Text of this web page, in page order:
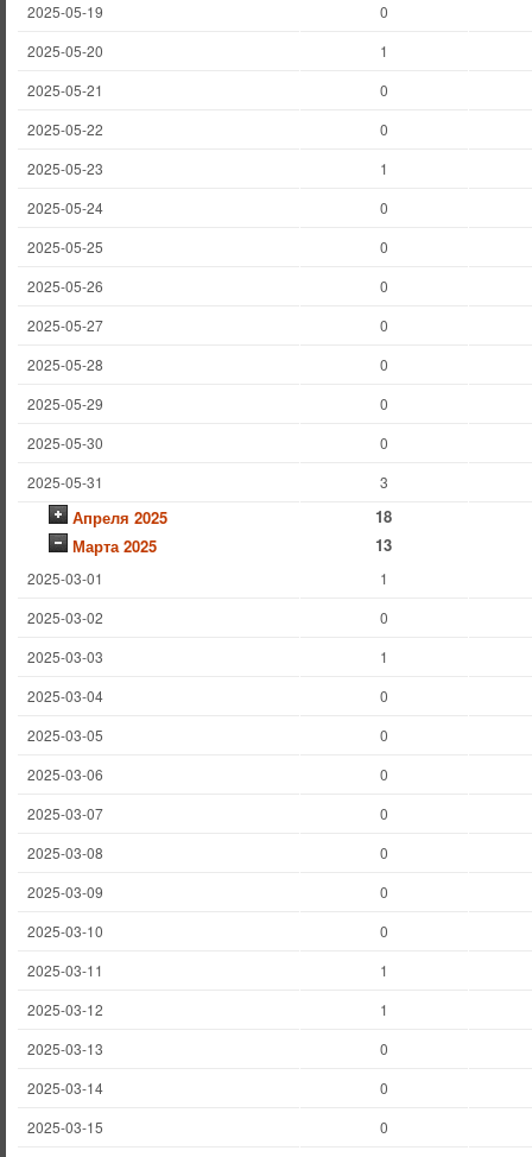
2025-05-19
0
2025-05-20
1
2025-05-21
0
2025-05-22
0
2025-05-23
1
2025-05-24
0
2025-05-25
0
2025-05-26
0
2025-05-27
0
2025-05-28
0
2025-05-29
0
2025-05-30
0
2025-05-31
3
Апреля 2025
18
Марта 2025
13
2025-03-01
1
2025-03-02
0
2025-03-03
1
2025-03-04
0
2025-03-05
0
2025-03-06
0
2025-03-07
0
2025-03-08
0
2025-03-09
0
2025-03-10
0
2025-03-11
1
2025-03-12
1
2025-03-13
0
2025-03-14
0
2025-03-15
0